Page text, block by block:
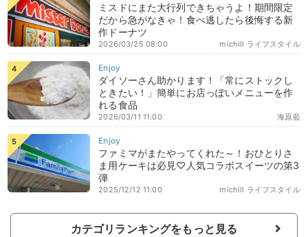
ミスドにまた大行列できちゃうよ！期間限定
だから急がなきゃ！食べ逃したら後悔する新
作ドーナツ
michill ライフスタイル
2026/03/25 08:00
ダイソーさん助かります！「常にストックし
ときたい！」簡単にお店っぽいメニューを作
れる食品
海原藍
2026/03/11 11:00
ファミマがまたやってくれた～！おひとりさ
ま用ケーキは必見♡人気コラボスイーツの第3
弾
michill ライフスタイル
2025/12/12 11:00
カテゴリランキングをもっと見る